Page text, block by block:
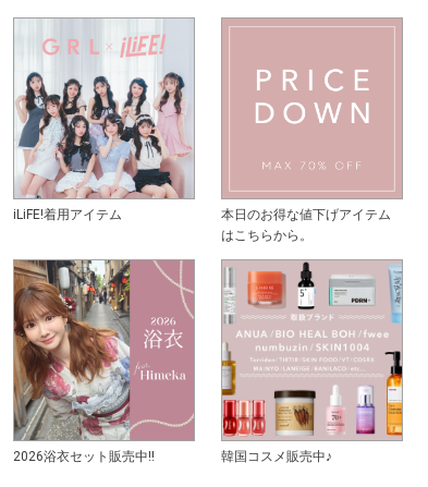
iLiFE!着用アイテム
本日のお得な値下げアイテム
はこちらから。
2026浴衣セット販売中!! 韓国コスメ販売中♪